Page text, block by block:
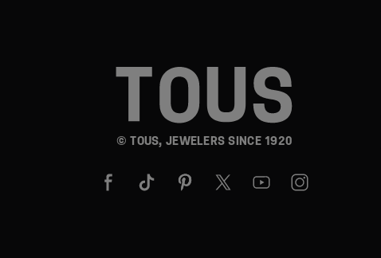
© TOUS, JEWELERS SINCE 1920